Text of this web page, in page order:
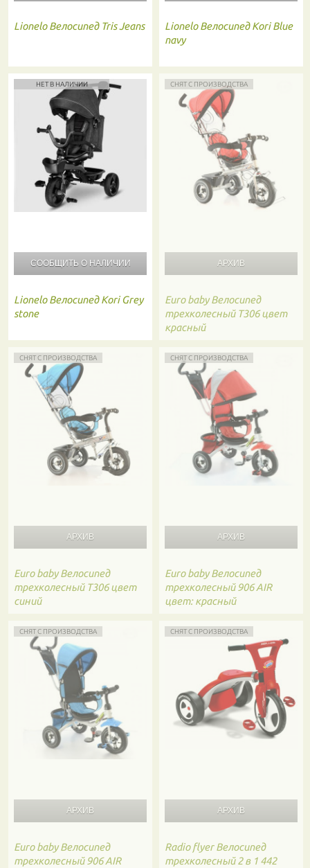
Lionelo Велосипед Tris Jeans Lionelo Велосипед Kori Blue
navy
НЕТ В НАЛИЧИИ
СООБЩИТЬ О НАЛИЧИИ
Lionelo Велосипед Kori Grey
stone
СНЯТ С ПРОИЗВОДСТВА
Euro baby Велосипед
трехколесный T306 цвет
красный
СНЯТ С ПРОИЗВОДСТВА
Euro baby Велосипед
трехколесный T306 цвет
синий
СНЯТ С ПРОИЗВОДСТВА
Euro baby Велосипед
трехколесный 906 AIR
цвет: красный
СНЯТ С ПРОИЗВОДСТВА
Euro baby Велосипед
трехколесный 906 AIR
СНЯТ С ПРОИЗВОДСТВА
Radio flyer Велосипед
трехколесный 2 в 1 442